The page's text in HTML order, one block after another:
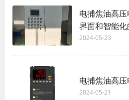
电捕焦油高
界面和智能
2024-05-23
电捕焦油高
2024-05-21